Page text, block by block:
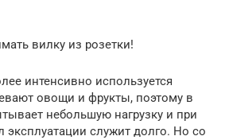
вилку из розетки!
интенсивно используется
овощи и фрукты, поэтому в
небольшую нагрузку и при
служит долго. Но со